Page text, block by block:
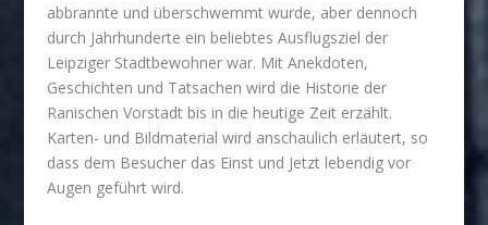
abbrannte und überschwemmt wurde, aber dennoch
durch Jahrhunderte ein beliebtes Ausflugsziel der
Leipziger Stadtbewohner war. Mit Anekdoten,
Geschichten und Tatsachen wird die Historie der
Ranischen Vorstadt bis in die heutige Zeit erzählt.
Karten- und Bildmaterial wird anschaulich erläutert, so
dass dem Besucher das Einst und Jetzt lebendig vor
Augen geführt wird.